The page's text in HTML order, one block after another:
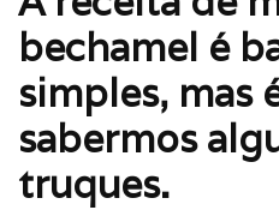
bechamel é
simples, mas
sabermos
truques.